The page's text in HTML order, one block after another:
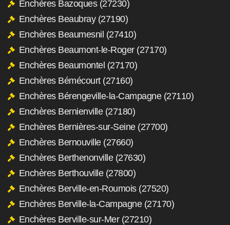
Enchères Bazoques (27230)
Enchères Beaubray (27190)
Enchères Beaumesnil (27410)
Enchères Beaumont-le-Roger (27170)
Enchères Beaumontel (27170)
Enchères Bémécourt (27160)
Enchères Bérengeville-la-Campagne (27110)
Enchères Bernienville (27180)
Enchères Bernières-sur-Seine (27700)
Enchères Bernouville (27660)
Enchères Berthenonville (27630)
Enchères Berthouville (27800)
Enchères Berville-en-Roumois (27520)
Enchères Berville-la-Campagne (27170)
Enchères Berville-sur-Mer (27210)